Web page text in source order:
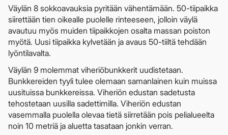
Väylän 8 sokkoavauksia pyritään vähentämään. 50-tiipaikka
siirettään tien oikealle puolelle rinteeseen, jolloin väylä
avautuu myös muiden tiipaikkojen osalta massan poiston
myötä. Uusi tiipaikka kylvetään ja avaus 50-tiiltä tehdään
lyöntilavalta.
Väylän 9 molemmat viheriöbunkkerit uudistetaan.
Bunkkereiden tyyli tulee olemaan samanlainen kuin muissa
uusituissa bunkkereissa. Viheriön edustan sadetusta
tehostetaan uusilla sadettimilla. Viheriön edustan
vasemmalla puolella olevaa tietä siirretään pois pelialueelta
noin 10 metriä ja aluetta tasataan jonkin verran.